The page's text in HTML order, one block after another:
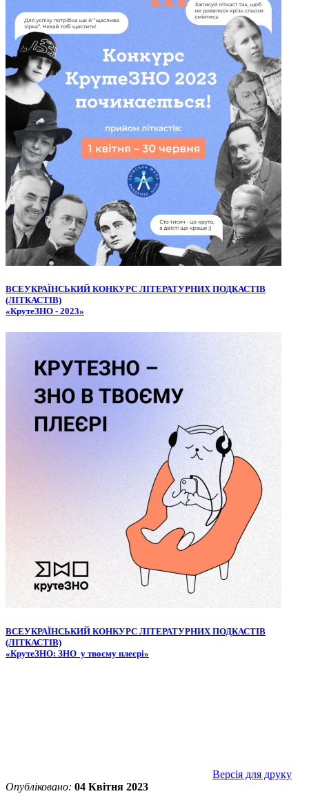
ВСЕУКРАЇНСЬКИЙ КОНКУРС ЛІТЕРАТУРНИХ ПОДКАСТІВ
(ЛІТКАСТІВ)
«КрутеЗНО - 2023»
ВСЕУКРАЇНСЬКИЙ КОНКУРС ЛІТЕРАТУРНИХ ПОДКАСТІВ
(ЛІТКАСТІВ)
«КрутеЗНО: ЗНО у твоєму плеєрі»
Версія для друку
Опубліковано: 04 Квітня 2023